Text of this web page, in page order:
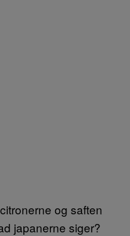
og saften
japanerne siger?